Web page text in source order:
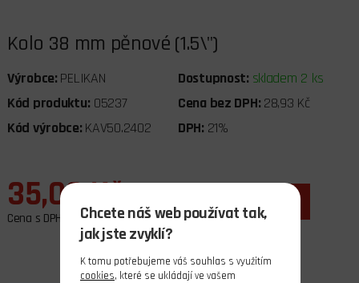
Kolo 38 mm pěnové (1.5\")
Výrobce: PELIKAN Dostupnost: skladem 2 ks
Kód produktu: 05237 Cena bez DPH: 28,93 Kč
Kód výrobce: KAV50.2402 DPH: 21%
35,00 Kč
Cena s DPH
Chcete náš web používat tak,
jak jste zvyklí?
K tomu potřebujeme váš souhlas s využitím
cookies, které se ukládají ve vašem